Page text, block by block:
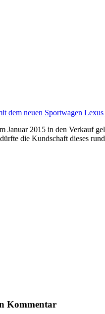
Januar 2015 in den Verkauf
die Kundschaft dieses
Kommentar